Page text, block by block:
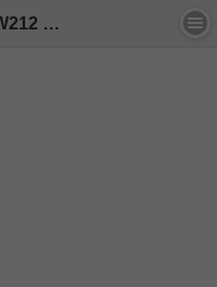
Opisy napraw W212 dokonanych samodzielnie - Forum Mercedes E-Klasa